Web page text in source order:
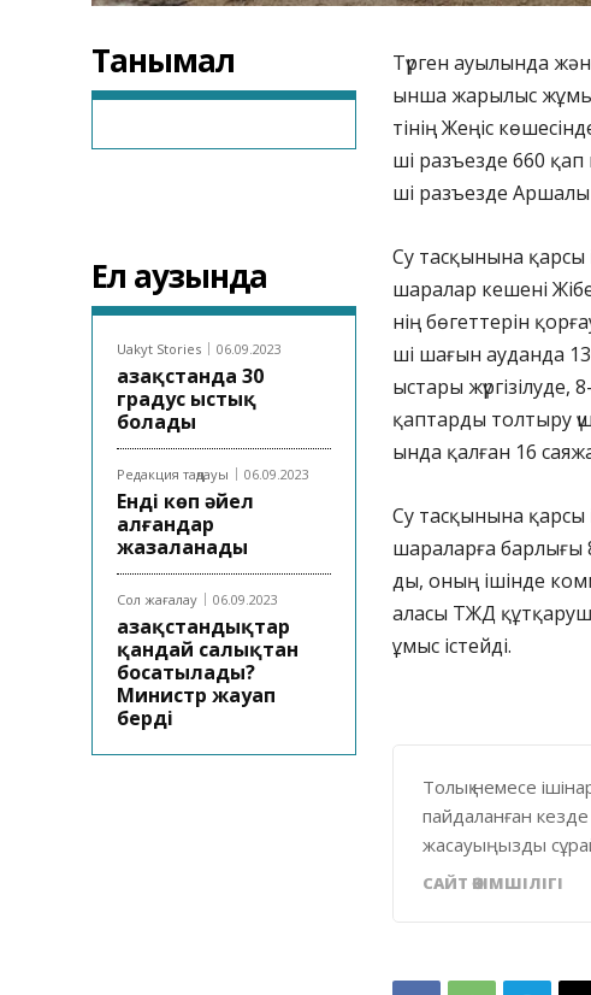
Танымал
Ел аузында
Uakyt Stories 06.09.2023
Қазақстанда 30
градус ыстық
болады
Редакция таңдауы 06.09.2023
Енді көп әйел
алғандар
жазаланады
Сол жағалау 06.09.2023
Қазақстандықтар
қандай салықтан
босатылады?
Министр жауап
берді
Түрген ауылында
ынша жарылыс
тінің Жеңіс
ші разъезде 660 қап
ші разъезде
Су тасқынына қарсы
шаралар кешені
нің бөгеттерін
ші шағын ауданда
ыстары
қаптарды толтыру
ында қалған 16
Су тасқынына қарсы
шараларға барлығы
ды, оның ішінде
аласы ТЖД
ұмыс істейді.
Толық немесе
пайдаланған
жасауыңызды
САЙТ ӘКІМШІЛІГІ